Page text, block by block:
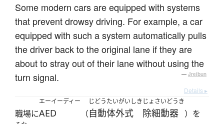
Some modern cars are equipped with systems
that prevent drowsy driving. For example, a car
equipped with such a system automatically pulls
the driver back to the original lane if they are
about to stray out of their lane without using the
turn signal.
— Jreibun
Details ▸
職場に
エーイーディー
AED （
じどう
自動
たいがいしき
体外式
じょさいどうき
除細動器 ）を